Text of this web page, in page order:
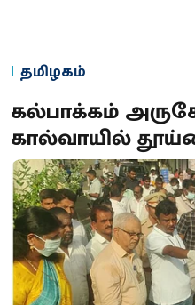
தமிழகம்
கல்பாக்கம்
கால்வாயில்